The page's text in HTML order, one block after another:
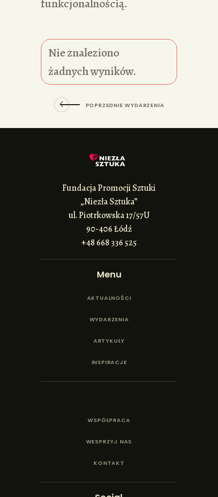
funkcjonalnością.
Nie znaleziono
żadnych wyników.
POPRZEDNIE WYDARZENIA
Fundacja Promocji Sztuki
„Niezła Sztuka”
ul. Piotrkowska 17/57U
90-406 Łódź
+48 668 336 525
Menu
AKTUALNOŚCI
WYDARZENIA
ARTYKUŁY
INSPIRACJE
WSPÓŁPRACA
WESPRZYJ NAS
KONTAKT